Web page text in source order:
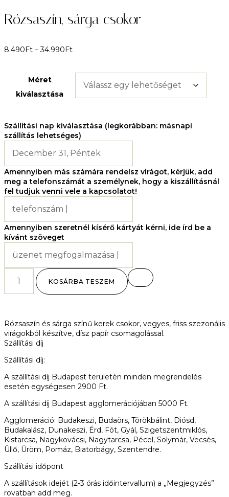
Rózsaszín, sárga csokor
8.490Ft – 34.990Ft
Méret
kiválasztása
Szállítási nap kiválasztása (legkorábban: másnapi
szállítás lehetséges)
Amennyiben más számára rendelsz virágot, kérjük, add
meg a telefonszámát a személynek, hogy a kiszállításnál
fel tudjuk venni vele a kapcsolatot!
Amennyiben szeretnél kísérő kártyát kérni, ide írd be a
kívánt szöveget
KOSÁRBA TESZEM
Rózsaszín és sárga színű kerek csokor, vegyes, friss szezonális
virágokból készítve, dísz papír csomagolással.
Szállítási díj
Szállítási díj:
A szállítási díj Budapest területén minden megrendelés
esetén egységesen 2900 Ft.
A szállítási díj Budapest agglomerációjában 5000 Ft.
Agglomeráció: Budakeszi, Budaörs, Törökbálint, Diósd,
Budakalász, Dunakeszi, Érd, Fót, Gyál, Szigetszentmiklós,
Kistarcsa, Nagykovácsi, Nagytarcsa, Pécel, Solymár, Vecsés,
Üllő, Üröm, Pomáz, Biatorbágy, Szentendre.
Szállítási időpont
A szállítások idejét (2-3 órás időintervallum) a „Megjegyzés”
rovatban add meg.